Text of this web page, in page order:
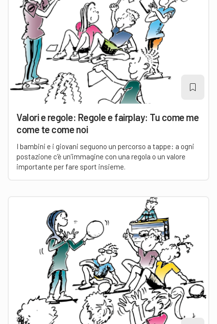
Valori e regole: Regole e fairplay: Tu come me
come te come noi
I bambini e i giovani seguono un percorso a tappe: a ogni
postazione c’è un’immagine con una regola o un valore
importante per fare sport insieme.